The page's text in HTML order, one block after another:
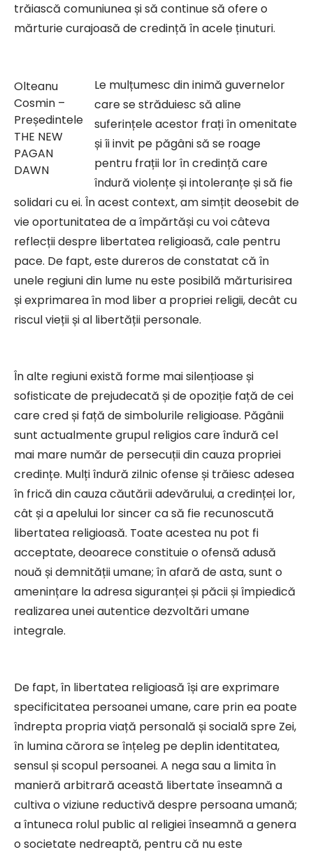
trăiască comuniunea și să continue să ofere o
mărturie curajoasă de credință în acele ținuturi.
Olteanu
Cosmin –
Președintele
THE NEW
PAGAN
DAWN
Le mulțumesc din inimă guvernelor
care se străduiesc să aline
suferințele acestor frați în omenitate
și îi invit pe păgâni să se roage
pentru frații lor în credință care
îndură violențe și intoleranțe și să fie
solidari cu ei. În acest context, am simțit deosebit de
vie oportunitatea de a împărtăși cu voi câteva
reflecții despre libertatea religioasă, cale pentru
pace. De fapt, este dureros de constatat că în
unele regiuni din lume nu este posibilă mărturisirea
și exprimarea în mod liber a propriei religii, decât cu
riscul vieții și al libertății personale.
În alte regiuni există forme mai silențioase și
sofisticate de prejudecată și de opoziție față de cei
care cred și față de simbolurile religioase. Păgânii
sunt actualmente grupul religios care îndură cel
mai mare număr de persecuții din cauza propriei
credințe. Mulți îndură zilnic ofense și trăiesc adesea
în frică din cauza căutării adevărului, a credinței lor,
cât și a apelului lor sincer ca să fie recunoscută
libertatea religioasă. Toate acestea nu pot fi
acceptate, deoarece constituie o ofensă adusă
nouă și demnității umane; în afară de asta, sunt o
amenințare la adresa siguranței și păcii și împiedică
realizarea unei autentice dezvoltări umane
integrale.
De fapt, în libertatea religioasă își are exprimare
specificitatea persoanei umane, care prin ea poate
îndrepta propria viață personală și socială spre Zei,
în lumina cărora se înțeleg pe deplin identitatea,
sensul și scopul persoanei. A nega sau a limita în
manieră arbitrară această libertate înseamnă a
cultiva o viziune reductivă despre persoana umană;
a întuneca rolul public al religiei înseamnă a genera
o societate nedreaptă, pentru că nu este